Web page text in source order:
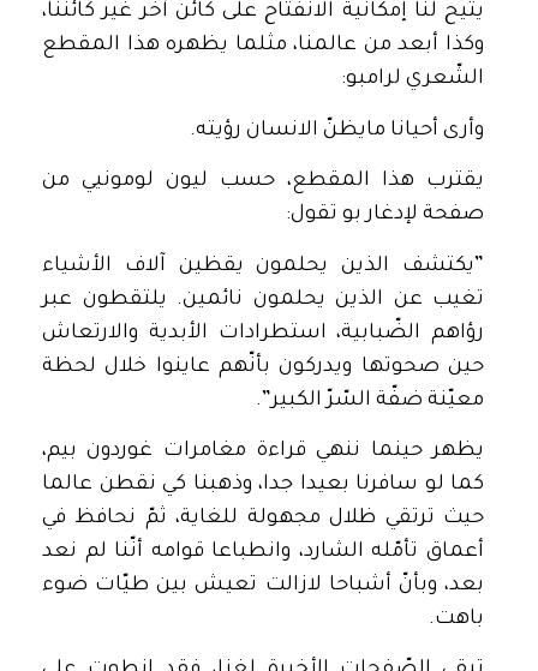
يتيح لنا إمكانية الانفتاح على كائن آخر غير كائننا،
وكذا أبعد من عالمنا، مثلما يظهره هذا المقطع
الشّعري لرامبو:
وأرى أحيانا مايظنّ الانسان رؤيته.
يقترب هذا المقطع، حسب ليون لومونيي من
صفحة لإدغار بو تقول:
”يكتشف الذين يحلمون يقظين آلاف الأشياء
تغيب عن الذين يحلمون نائمين. يلتقطون عبر
رؤاهم الضّبابية، استطرادات الأبدية والارتعاش
حين صحوتها ويدركون بأنّهم عاينوا خلال لحظة
معيّنة ضفّة السّرّ الكبير”.
يظهر حينما ننهي قراءة مغامرات غوردون بيم،
كما لو سافرنا بعيدا جدا، وذهبنا كي نقطن عالما
حيث ترتقي ظلال مجهولة للغاية، ثمّ نحافظ في
أعماق تأمّله الشارد، وانطباعا قوامه أنّنا لم نعد
بعد، وبأنّ أشباحا لازالت تعيش بين طيّات ضوء
باهت.